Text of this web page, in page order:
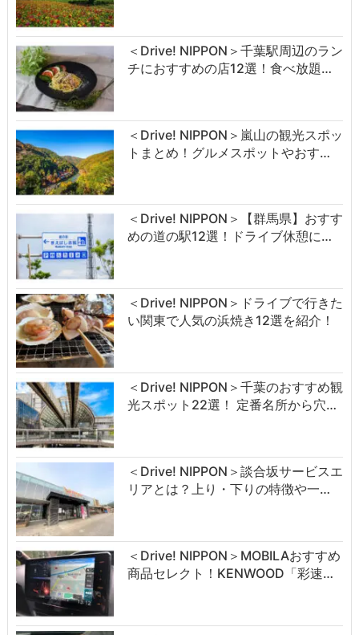
＜Drive! NIPPON＞千葉駅周辺のラン
チにおすすめの店12選！食べ放題…
＜Drive! NIPPON＞嵐山の観光スポッ
トまとめ！グルメスポットやおす…
＜Drive! NIPPON＞【群馬県】おすす
めの道の駅12選！ドライブ休憩に…
＜Drive! NIPPON＞ドライブで行きた
い関東で人気の浜焼き12選を紹介！
＜Drive! NIPPON＞千葉のおすすめ観
光スポット22選！ 定番名所から穴…
＜Drive! NIPPON＞談合坂サービスエ
リアとは？上り・下りの特徴や一…
＜Drive! NIPPON＞MOBILAおすすめ
商品セレクト！KENWOOD「彩速…